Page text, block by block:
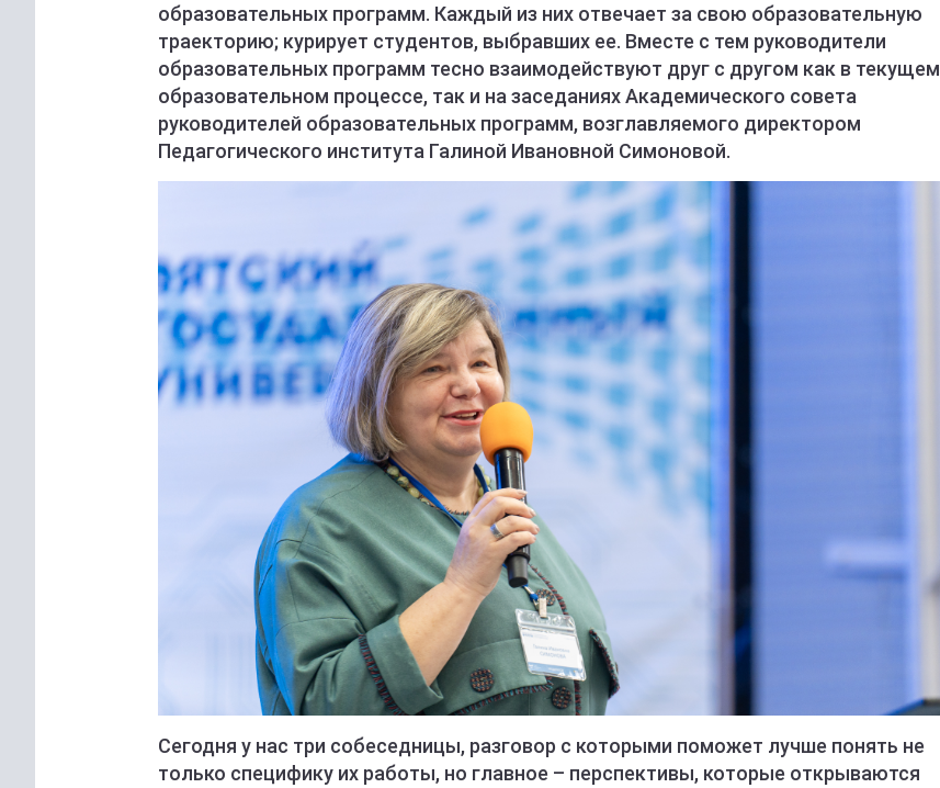
образовательных программ. Каждый из них отвечает за свою образовательную
траекторию; курирует студентов, выбравших ее. Вместе с тем руководители
образовательных программ тесно взаимодействуют друг с другом как в текущем
образовательном процессе, так и на заседаниях Академического совета
руководителей образовательных программ, возглавляемого директором
Педагогического института Галиной Ивановной Симоновой.
Сегодня у нас три собеседницы, разговор с которыми поможет лучше понять не
только специфику их работы, но главное – перспективы, которые открываются